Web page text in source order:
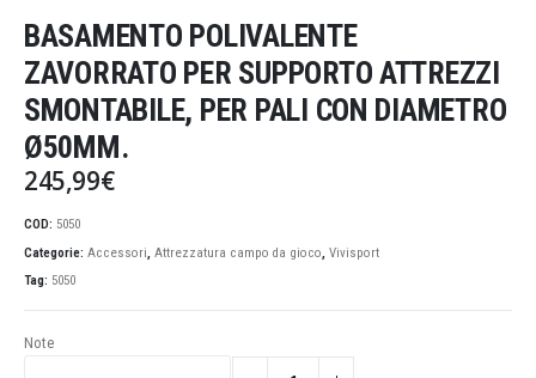
BASAMENTO POLIVALENTE
ZAVORRATO PER SUPPORTO ATTREZZI
SMONTABILE, PER PALI CON DIAMETRO
Ø50MM.
245,99€
COD: 5050
Categorie: Accessori Attrezzatura campo da gioco Vivisport
Tag: 5050
Note